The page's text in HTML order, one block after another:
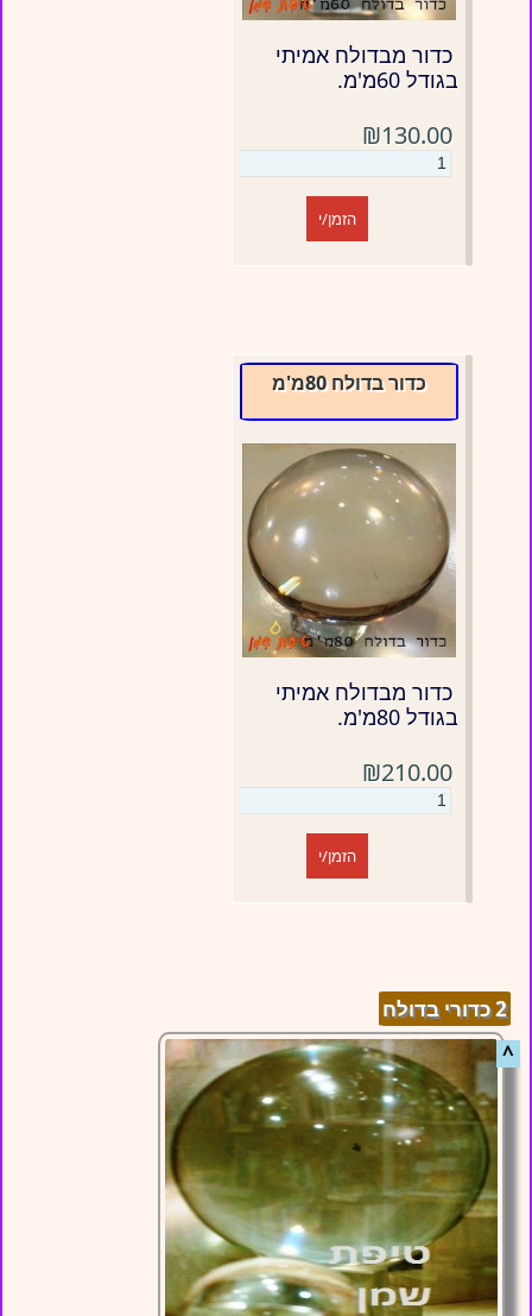
כדור מבדולח אמיתי
בגודל 60מ'מ.
₪130.00
הזמן/י
כדור בדולח 80מ'מ
כדור מבדולח אמיתי
בגודל 80מ'מ.
₪210.00
הזמן/י
2 כדורי בדולח
^